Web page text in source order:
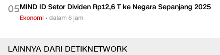
05MIND ID Setor Dividen Rp12,6 T ke Negara Sepanjang 2025
Ekonomi •dalam 6 jam
LAINNYA DARI DETIKNETWORK